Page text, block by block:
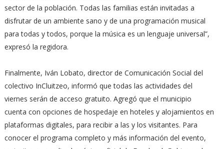
sector de la población. Todas las familias están invitadas a
disfrutar de un ambiente sano y de una programación musical
para todas y todos, porque la música es un lenguaje universal”,
expresó la regidora.
Finalmente, Iván Lobato, director de Comunicación Social del
colectivo InCluitzeo, informó que todas las actividades del
viernes serán de acceso gratuito. Agregó que el municipio
cuenta con opciones de hospedaje en hoteles y alojamientos en
plataformas digitales, para recibir a las y los visitantes. Para
conocer el programa completo y más información del evento,